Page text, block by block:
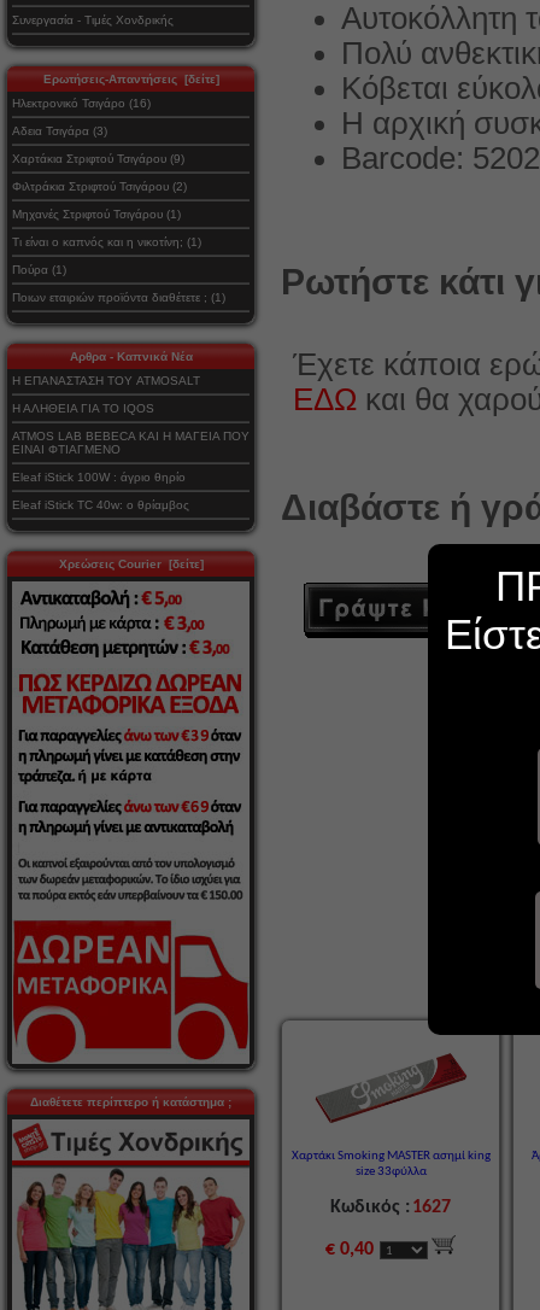
Συνεργασία - Τιμές Χονδρικής
Ερωτήσεις-Απαντήσεις [δείτε]
Ηλεκτρονικό Τσιγάρο (16)
Αδεια Τσιγάρα (3)
Χαρτάκια Στριφτού Τσιγάρου (9)
Φιλτράκια Στριφτού Τσιγάρου (2)
Μηχανές Στριφτού Τσιγάρου (1)
Τι είναι ο καπνός και η νικοτίνη; (1)
Πούρα (1)
Ποιων εταιριών προϊόντα διαθέτετε ; (1)
Αρθρα - Καπνικά Νέα
Η ΕΠΑΝΑΣΤΑΣΗ ΤΟΥ ATMOSALT
Η ΑΛΗΘΕΙΑ ΓΙΑ ΤΟ IQOS
ATMOS LAB BEBECA ΚΑΙ Η ΜΑΓΕΙΑ ΠΟΥ
ΕΙΝΑΙ ΦΤΙΑΓΜΕΝΟ
Eleaf iStick 100W : άγριο θηρίο
Eleaf iStick TC 40w: ο θρίαμβος
Χρεώσεις Courier [δείτε]
Διαθέτετε περίπτερο ή κατάστημα ;
Αυτοκόλλητη
Πολύ
Κόβεται
Η αρχική
Barcode:
Ρωτήστε κάτι
Έχετε κάποια
ΕΔΩ και θα
Διαβάστε ή
Χαρτάκι Smoking MASTER ασημί king
size 33φύλλα
Κωδικός : 1627
€ 0,40